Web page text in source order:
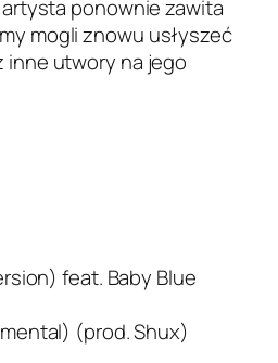
ponownie zawita
mogli znowu usłyszeć
inne utwory na jego
feat. Baby Blue
(prod. Shux)